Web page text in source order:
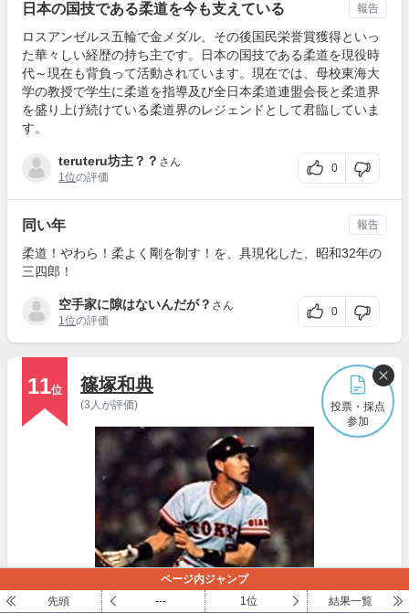
日本の国技である柔道を今も支えている
ロスアンゼルス五輪で金メダル、その後国民栄誉賞獲得といっ
た華々しい経歴の持ち主です。日本の国技である柔道を現役時
代～現在も背負って活動されています。現在では、母校東海大
学の教授で学生に柔道を指導及び全日本柔道連盟会長と柔道界
を盛り上げ続けている柔道界のレジェンドとして君臨していま
す。
teruteru坊主？？ さん
1位の評価
0
報告
同い年
柔道！やわら！柔よく剛を制す！を、具現化した、昭和32年の
三四郎！
空手家に隙はないんだが？ さん
1位の評価
0
報告
11位 篠塚和典
(3人が評価)
投票・採点
参加
ページ内ジャンプ
先頭
--- 1位 結果一覧